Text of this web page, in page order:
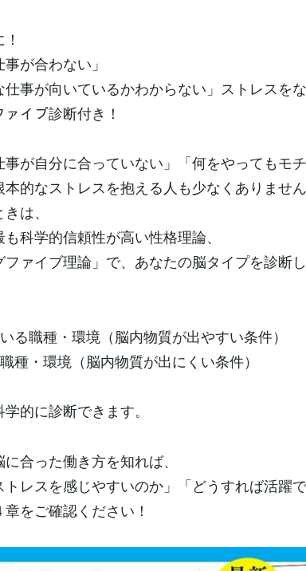
事が合わない」
仕事が向いているかわからない」ストレスを
ァイブ診断付き！
事が自分に合っていない」「何をやってもモ
本的なストレスを抱える人も少なくありません
は、
科学的信頼性が高い性格理論、
ファイブ理論」で、あなたの脳タイプを診断し
る職種・環境（脳内物質が出やすい条件）
種・環境（脳内物質が出にくい条件）
的に診断できます。
合った働き方を知れば、
トレスを感じやすいのか」「どうすれば活躍
をご確認ください！